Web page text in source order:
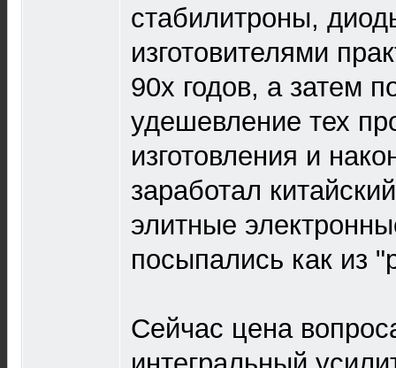
стабилитроны,
изготовителями
90х годов, а затем
удешевление тех
изготовления и
заработал
элитные
посыпались как из
Сейчас цена